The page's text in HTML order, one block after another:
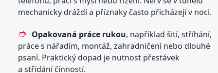
mechanicky dráždí a příznaky často přicházejí v noci.
Opakovaná práce rukou, například šití, stříhání,
práce s nářadím, montáž, zahradničení nebo dlouhé
psaní. Praktický dopad je nutnost přestávek
a střídání činností.